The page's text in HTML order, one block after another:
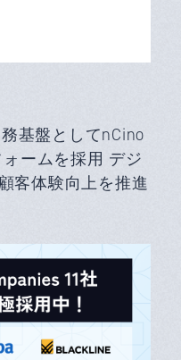
基盤としてnCino
ームを採用 デジ
客体験向上を推進